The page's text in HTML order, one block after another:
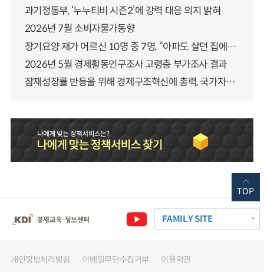
과기정통부, ‘누누티비 시즌2’에 강력 대응 의지 밝혀
2026년 7월 소비자물가동향
장기요양 재가 어르신 10명 중 7명, “아파도 살던 집에서 살겠다” 「2025년 장기요양실태조사」 결과 발표
2026년 5월 경제활동인구조사 고령층 부가조사 결과
잠재성장률 반등을 위해 경제구조혁신에 총력, 국가자산 관리체계 대전환
FAMILY SITE
개인정보처리방침 이메일무단수집거부 이용약관
TOP